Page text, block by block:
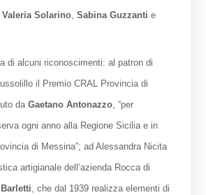
Valeria Solarino,Sabina Guzzanti e
di alcuni riconoscimenti: al patron di
il Premio CRAL Provincia di
daGaetano Antonazzo, “per
ogni anno alla Regione Sicilia e in
di Messina”; ad Alessandra Nicita
artigianale dell’azienda Rocca di
, che dal 1939 realizza elementi di